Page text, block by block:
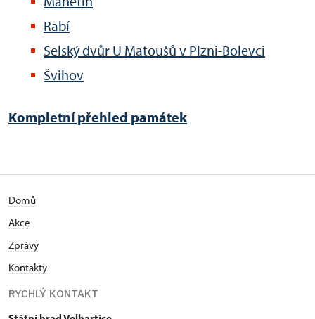
Rabí
Selský dvůr U Matoušů v Plzni-Bolevci
Švihov
Kompletní přehled památek
Domů
Akce
Zprávy
Kontakty
RYCHLÝ KONTAKT